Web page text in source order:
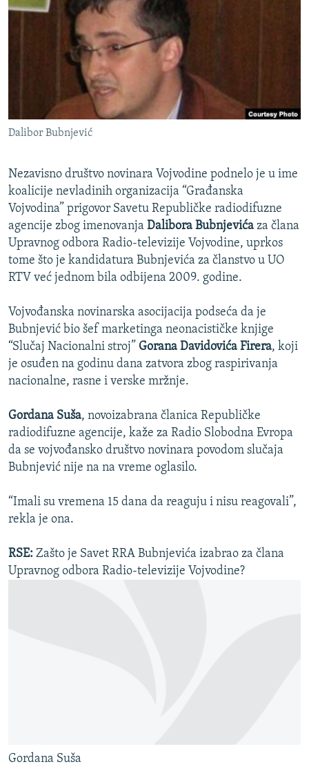
ISPRIČAJ MI
DNEVNO@RSE
SPECIJALI RSE
VIŠE OD NASLOVA
GENOCID U SREBRENICI
POPLAVE I KLIZIŠTA U BIH 2024.
POST SCRIPTUM
MOJA EVROPA
TRI DECENIJE OD RATA U BIH
SVE KARTE DEJTONA
NASTANAK I RASPAD JUGOSLAVIJE
PRATITE NAS
Sve RFE/RL stranice
Dalibor Bubnjević
Nezavisno društvo novinara Vojvodine podnelo je u ime
koalicije nevladinih organizacija “Građanska
Vojvodina” prigovor Savetu Republičke radiodifuzne
agencije zbog imenovanja Dalibora Bubnjevića za člana
Upravnog odbora Radio-televizije Vojvodine, uprkos
tome što je kandidatura Bubnjevića za članstvo u UO
RTV već jednom bila odbijena 2009. godine.
Vojvođanska novinarska asocijacija podseća da je
Bubnjević bio šef marketinga neonacističke knjige
“Slučaj Nacionalni stroj” Gorana Davidovića Firera, koji
je osuđen na godinu dana zatvora zbog raspirivanja
nacionalne, rasne i verske mržnje.
Gordana Suša, novoizabrana članica Republičke
radiodifuzne agencije, kaže za Radio Slobodna Evropa
da se vojvođansko društvo novinara povodom slučaja
Bubnjević nije na na vreme oglasilo.
“Imali su vremena 15 dana da reaguju i nisu reagovali”,
rekla je ona.
RSE: Zašto je Savet RRA Bubnjevića izabrao za člana
Upravnog odbora Radio-televizije Vojvodine?
Gordana Suša